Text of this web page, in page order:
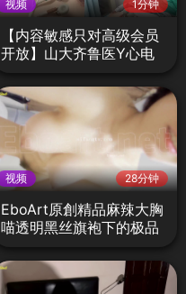
视频 1分钟
【内容敏感只对高级会员
开放】山大齐鲁医Y心电
视频 28分钟
EboArt原創精品麻辣大胸
喵透明黑丝旗袍下的极品